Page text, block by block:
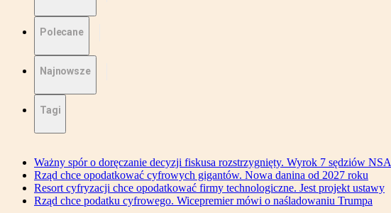
Polecane
Najnowsze
Tagi
Ważny spór o doręczanie decyzji fiskusa rozstrzygnięty. Wyrok 7 sędziów NSA
Rząd chce opodatkować cyfrowych gigantów. Nowa danina od 2027 roku
Resort cyfryzacji chce opodatkować firmy technologiczne. Jest projekt ustawy
Rząd chce podatku cyfrowego. Wicepremier mówi o naśladowaniu Trumpa